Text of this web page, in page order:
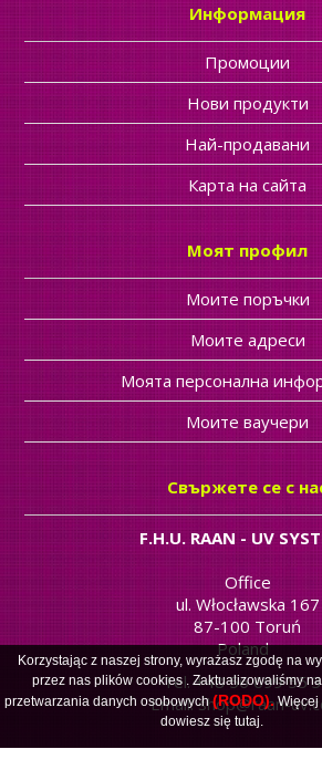
Информация
Промоции
Нови продукти
Най-продавани
Карта на сайта
Моят профил
Моите поръчки
Моите адреси
Моята персонална
Моите ваучери
Свържете се с
F.H.U. RAAN - UV
Office
ul. Włocławska 167
87-100 Toruń
Poland
Tel. +48 56 699 55
Email:shop@raan-
Korzystając z naszej strony, wyrażasz zgodę na
przez nas plików cookies. Zaktualizowaliśmy
przetwarzania danych osobowych(RODO).Więcej
dowiesz się tutaj.